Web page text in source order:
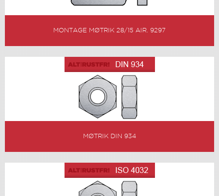
MONTAGE MØTRIK 28/15 AIR. 9297
MØTRIK DIN 934